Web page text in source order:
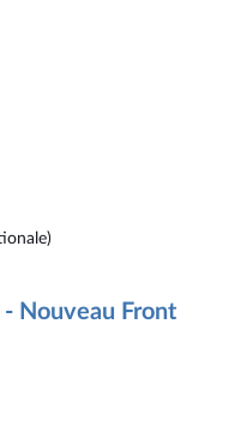
- Nouveau Front